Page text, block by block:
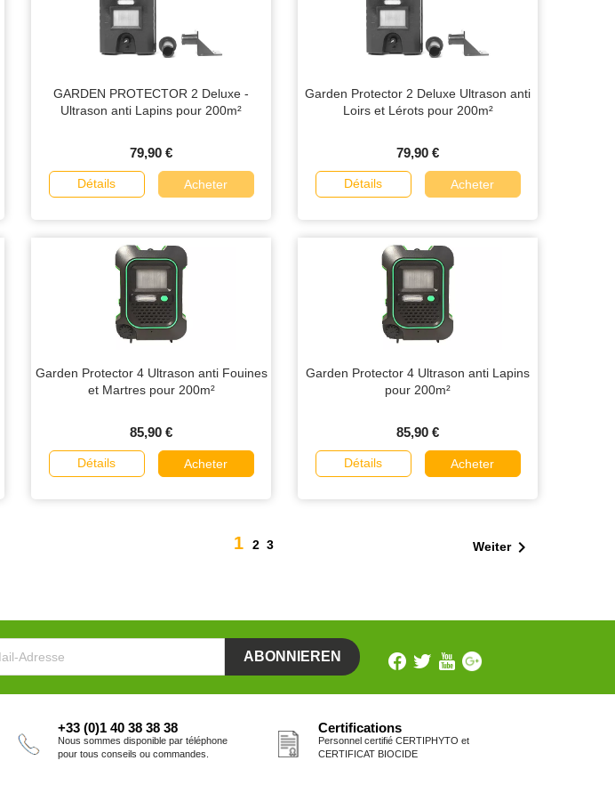
GARDEN PROTECTOR 2 Deluxe -
Ultrason anti Lapins pour 200m²
79,90 €
Détails Acheter
Garden Protector 2 Deluxe Ultrason anti
Loirs et Lérots pour 200m²
79,90 €
Détails Acheter
Garden Protector 4 Ultrason anti Fouines
et Martres pour 200m²
85,90 €
Détails Acheter
Garden Protector 4 Ultrason anti Lapins
pour 200m²
85,90 €
Détails Acheter
1 2 3 Weiter
+33 (0)1 40 38 38 38
Nous sommes disponible par téléphone
pour tous conseils ou commandes.
Certifications
Personnel certifié CERTIPHYTO et
CERTIFICAT BIOCIDE